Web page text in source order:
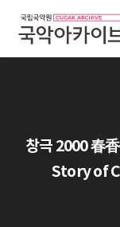
창극 2000 春
Story of